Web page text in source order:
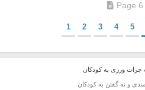
Page 6
1 2 3 4 5
جرات ورزی به کودکان